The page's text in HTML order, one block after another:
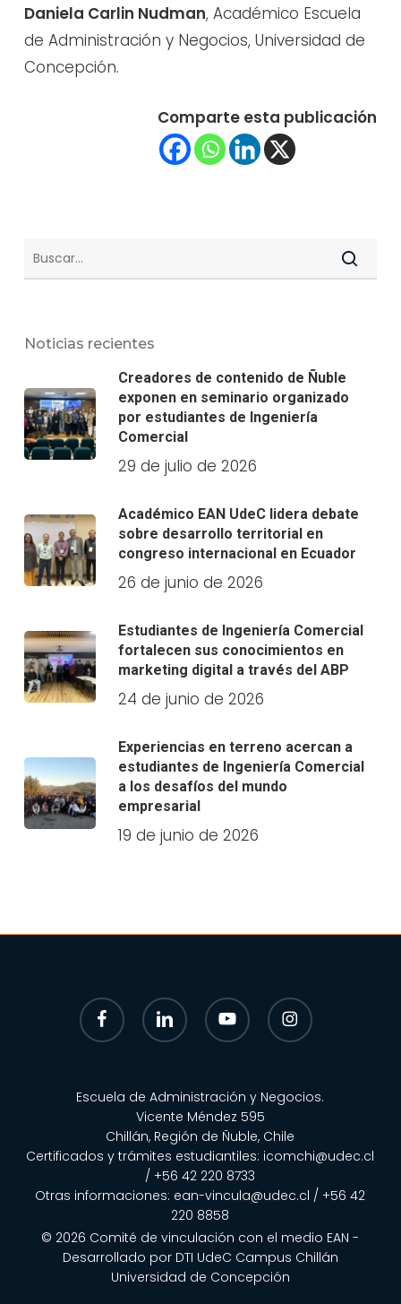
Daniela Carlin Nudman, Académico Escuela
de Administración y Negocios, Universidad de
Concepción.
Comparte esta publicación
Noticias recientes
Creadores de contenido de Ñuble
exponen en seminario organizado
por estudiantes de Ingeniería
Comercial
29 de julio de 2026
Académico EAN UdeC lidera debate
sobre desarrollo territorial en
congreso internacional en Ecuador
26 de junio de 2026
Estudiantes de Ingeniería Comercial
fortalecen sus conocimientos en
marketing digital a través del ABP
24 de junio de 2026
Experiencias en terreno acercan a
estudiantes de Ingeniería Comercial
a los desafíos del mundo
empresarial
19 de junio de 2026
facebook linkedin youtube instagram
Escuela de Administración y Negocios.
Vicente Méndez 595
Chillán, Región de Ñuble, Chile
Certificados y trámites estudiantiles: icomchi@udec.cl
/ +56 42 220 8733
Otras informaciones: ean-vincula@udec.cl / +56 42
220 8858
© 2026 Comité de vinculación con el medio EAN -
Desarrollado por DTI UdeC Campus Chillán
Universidad de Concepción